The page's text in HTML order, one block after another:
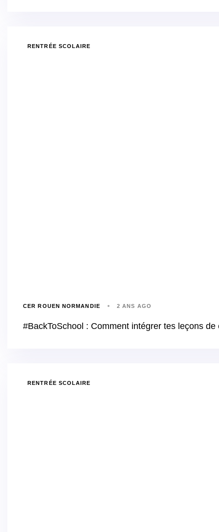
RENTRÉE SCOLAIRE
CER ROUEN NORMANDIE 2 ANS AGO
#BackToSchool : Comment intégrer tes leçons
RENTRÉE SCOLAIRE